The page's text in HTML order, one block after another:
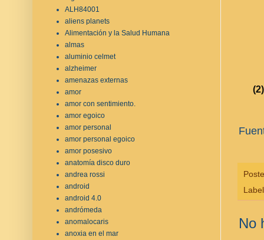
(2)
No
ALH84001
aliens planets
Alimentación y la Salud Humana
almas
aluminio celmet
alzheimer
amenazas externas
amor
amor con sentimiento.
amor egoico
amor personal
amor personal egoico
amor posesivo
anatomía disco duro
andrea rossi
android
android 4.0
andrómeda
anomalocaris
anoxia en el mar